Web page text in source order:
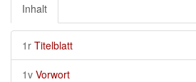
Inhalt
1r Titelblatt
1v Vorwort